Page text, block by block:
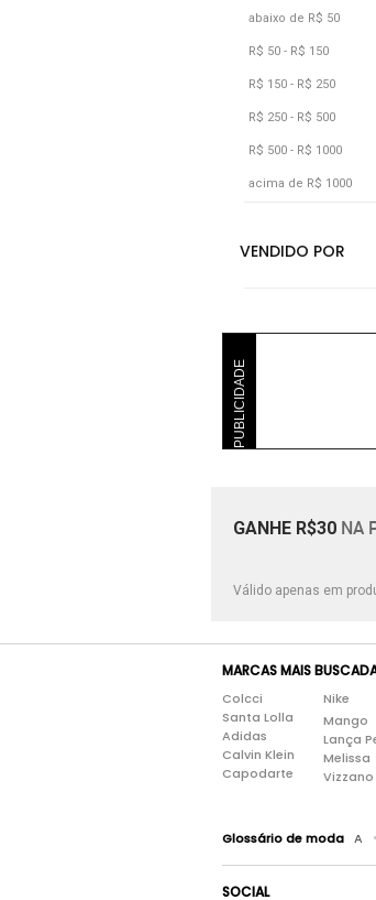
abaixo de R$ 50
R$ 50 - R$ 150
R$ 150 - R$ 250
R$ 250 - R$ 500
R$ 500 - R$ 1000
acima de R$ 1000
PUBLICIDADE
GANHE R$30 NA
Válido apenas em
MARCAS MAIS
Colcci
Santa Lolla
Adidas
Calvin Klein
Capodarte
Nike
Mango
Lança
Melissa
Vizzano
Glossário de moda A •
SOCIAL